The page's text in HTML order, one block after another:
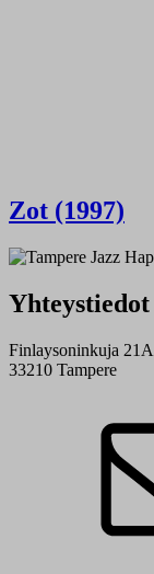
Zot (1997)
Yhteystiedot
Finlaysoninkuja 21A
33210 Tampere